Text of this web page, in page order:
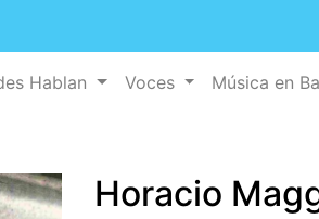
Hablan Voces Música en
Horacio